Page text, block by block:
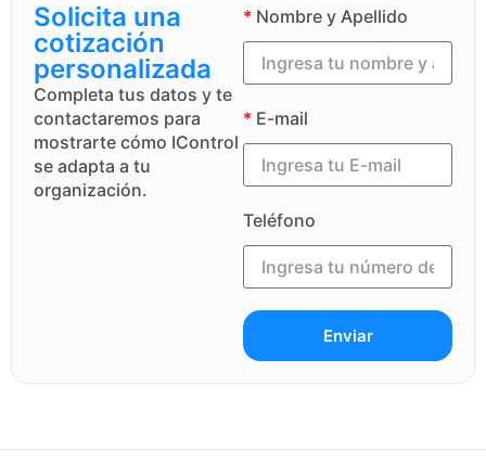
Solicita una
cotización
personalizada
Completa tus datos y te
contactaremos para
mostrarte cómo IControl
se adapta a tu
organización.
* Nombre y Apellido
* E-mail
Teléfono
Enviar